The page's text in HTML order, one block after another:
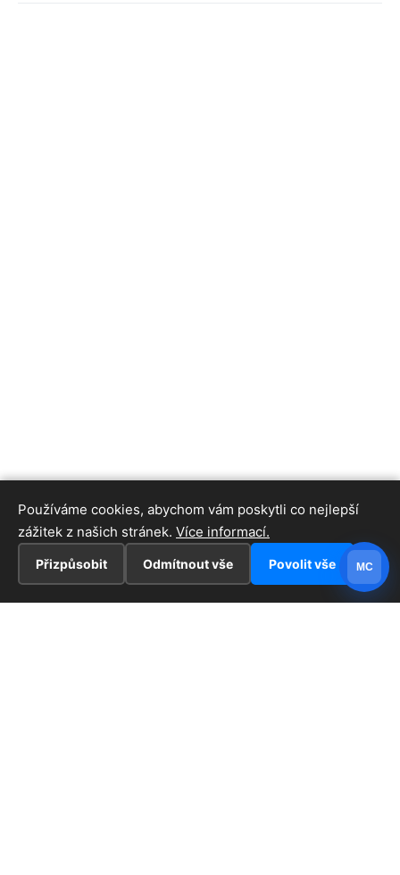
Používáme cookies, abychom vám poskytli co nejlepší
zážitek z našich stránek. Více informací.
Přizpůsobit Odmítnout vše Povolit vše MC